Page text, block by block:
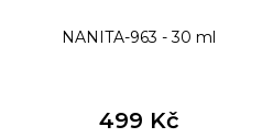
NANITA-963 - 30 ml
499 Kč